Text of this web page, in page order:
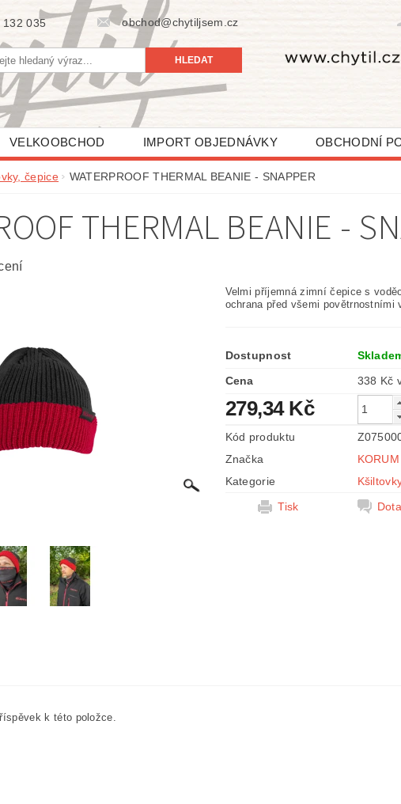
132 035 obchod@chytiljsem.cz
VELKOOBCHOD IMPORT OBJEDNÁVKY OBCHODNÍ
čepice WATERPROOF THERMAL BEANIE - SNAPPER
THERMAL BEANIE -
Velmi příjemná zimní čepice s
ochrana před všemi povětrnostními
Dostupnost
Cena
279,34 Kč
Kód produktu
Značka
KORUM
Kategorie
Tisk
k této položce.